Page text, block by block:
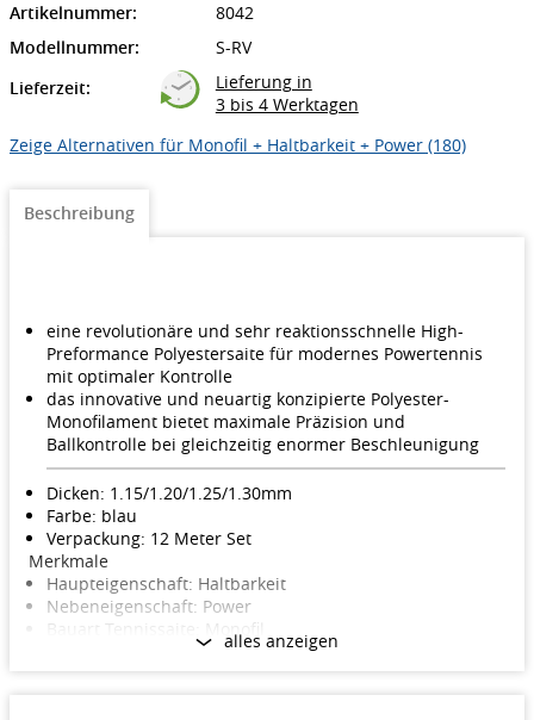
Artikelnummer:
8042
Modellnummer:
S-RV
Lieferzeit:
Lieferung in
3 bis 4 Werktagen
Zeige Alternativen für Monofil + Haltbarkeit + Power (180)
Beschreibung
eine revolutionäre und sehr reaktionsschnelle High-
Preformance Polyestersaite für modernes Powertennis
mit optimaler Kontrolle
das innovative und neuartig konzipierte Polyester-
Monofilament bietet maximale Präzision und
Ballkontrolle bei gleichzeitig enormer Beschleunigung
Dicken: 1.15/1.20/1.25/1.30mm
Farbe: blau
Verpackung: 12 Meter Set
Merkmale
Haupteigenschaft: Haltbarkeit
Nebeneigenschaft: Power
Bauart Tennissaite: Monofil
Material Tennissaite: Co-Polyester Premium
alles anzeigen